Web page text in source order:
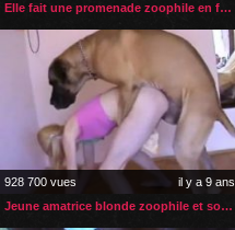
Elle fait une promenade zoophile en foret
928 700 vues
il y a 9 ans
Jeune amatrice blonde zoophile et son gros chien